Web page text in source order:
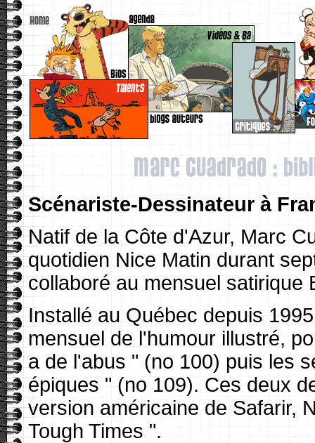
Scénariste-Dessinateur à
Natif de la Côte d'Azur, Marc
quotidien Nice Matin durant
collaboré au mensuel satirique
Installé au Québec depuis
mensuel de l'humour illustré,
a de l'abus " (no 100) puis les
épiques " (no 109). Ces deux
version américaine de Safarir,
Tough Times ".